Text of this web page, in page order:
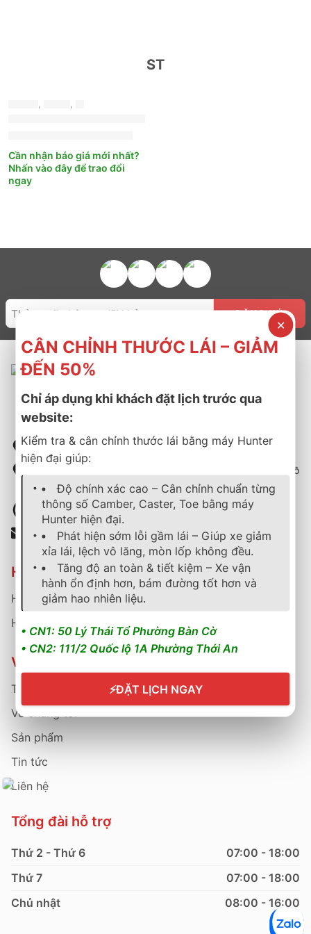
ST
, ,
Cần nhận báo giá mới nhất?
Nhấn vào đây để trao đổi
ngay
✕
CÂN CHỈNH THƯỚC LÁI – GIẢM
ĐẾN 50%
Chỉ áp dụng khi khách đặt lịch trước qua
website:
Kiểm tra & cân chỉnh thước lái bằng máy Hunter
hiện đại giúp:
Độ chính xác cao – Cân chỉnh chuẩn từng
thông số Camber, Caster, Toe bằng máy
Hunter hiện đại.
Phát hiện sớm lỗi gầm lái – Giúp xe giảm
xỉa lái, lệch vô lăng, mòn lốp không đều.
Tăng độ an toàn & tiết kiệm – Xe vận
hành ổn định hơn, bám đường tốt hơn và
giảm hao nhiên liệu.
• CN1: 50 Lý Thái Tổ Phường Bàn Cờ
• CN2: 111/2 Quốc lộ 1A Phường Thới An
⚡ĐẶT LỊCH NGAY
50 Lý Thái Tổ, Phường Bàn Cờ, Thành phố Hồ Chí Minh
111/2 Quốc lộ 1A, Phường Thới An, Quận 12, Thành phố Hồ
Chí Minh
Hotline: 0902729945 - 0904545472
Email: thanhphat48@gmail.com
Hỗ trợ khách hàng
Hướng dẫn mua hàng
Hướng dẫn bảo hành
Về Thành Phát
Trang chủ
Về chúng tôi
Sản phẩm
Tin tức
Liên hệ
Tổng đài hỗ trợ
Thứ 2 - Thứ 6
07:00 - 18:00
Thứ 7
07:00 - 18:00
Chủ nhật
08:00 - 16:00